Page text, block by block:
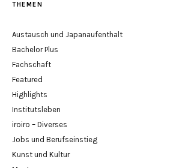
THEMEN
Austausch und Japanaufenthalt
Bachelor Plus
Fachschaft
Featured
Highlights
Institutsleben
iroiro – Diverses
Jobs und Berufseinstieg
Kunst und Kultur